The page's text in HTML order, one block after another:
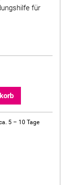
für
5 – 10 Tage